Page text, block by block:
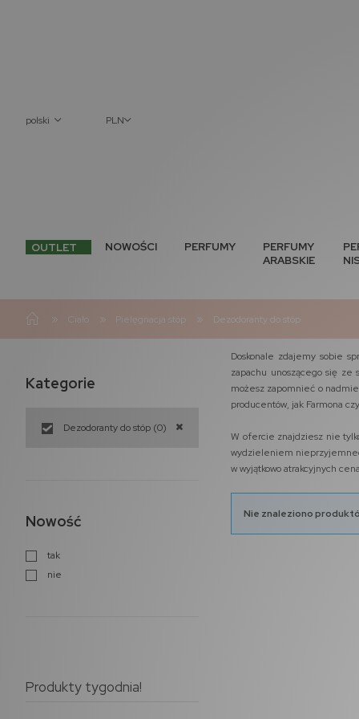
polski PLN
OUTLET NOWOŚCI PERFUMY
PERFUMY
ARABSKIE
» Ciało » Pielęgnacja stóp » Dezodoranty do stóp
Kategorie
Dezodoranty do stóp (0)
Nowość
tak
nie
Produkty tygodnia!
Doskonale zdajemy sobie
zapachu unoszącego się
możesz zapomnieć o
producentów, jak Farmona czy
W ofercie znajdziesz nie
wydzieleniem
w wyjątkowo atrakcyjnych
Nie znaleziono